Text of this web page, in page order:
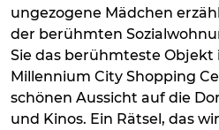
ungezogene Mädchen
der berühmten
Sie das berühmteste Objekt
Millennium City Shopping
schönen Aussicht auf die
und Kinos. Ein Rätsel, das